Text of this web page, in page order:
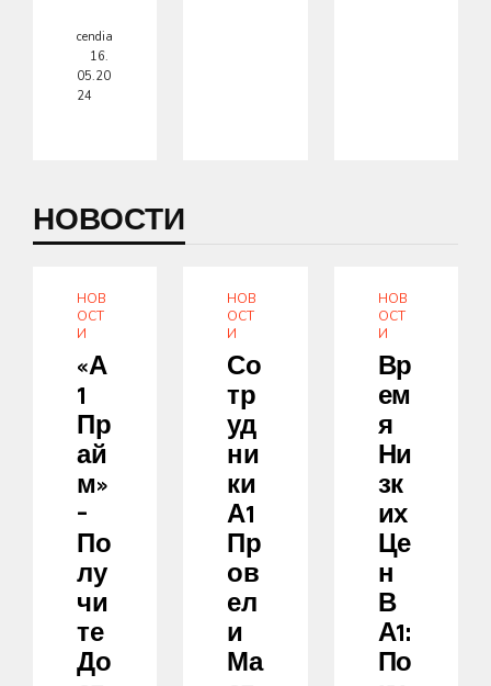
cendia
16.
05.20
24
НОВОСТИ
НОВ
ОСТ
И
«А
1
Пр
Ай
М»
–
По
Лу
Чи
Те
До
НОВ
ОСТ
И
Со
Тр
Уд
Ни
Ки
А1
Пр
Ов
Ел
И
Ма
НОВ
ОСТ
И
Вр
Ем
Я
Ни
Зк
Их
Це
Н
В
А1:
По